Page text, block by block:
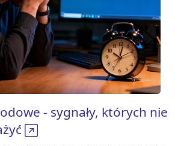
- sygnały, których nie